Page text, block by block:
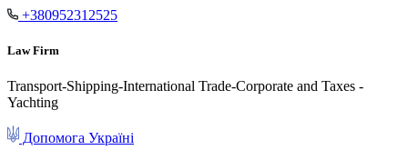
+380952312525
Law Firm
Transport-Shipping-International Trade-Corporate and Taxes -
Yachting
Допомога Україні